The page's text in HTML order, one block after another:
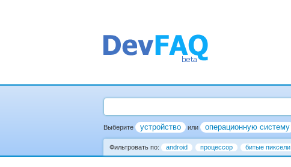
Выберите устройство или операционную систему
Фильтровать по: android процессор битые пиксели